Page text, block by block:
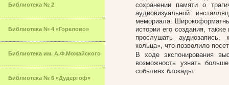
Библиотека № 2
Библиотека № 4 «Горелово»
Библиотека им. А.Ф.Можайского
Библиотека № 6 «Дудергоф»
сохранении памяти о
аудиовизуальной
мемориала.
истории его создания,
прослушать аудиозапись,
кольца», что позволило
В ходе экспонирования
возможность узнать
событиях блокады.